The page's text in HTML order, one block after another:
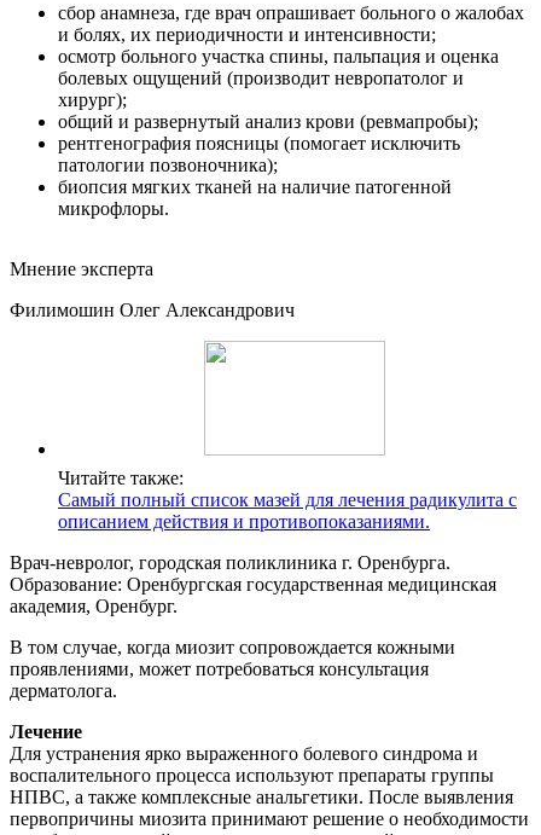
сбор анамнеза, где врач опрашивает больного о жалобах
и болях, их периодичности и интенсивности;
осмотр больного участка спины, пальпация и оценка
болевых ощущений (производит невропатолог и
хирург);
общий и развернутый анализ крови (ревмапробы);
рентгенография поясницы (помогает исключить
патологии позвоночника);
биопсия мягких тканей на наличие патогенной
микрофлоры.
Мнение эксперта
Филимошин Олег Александрович
Читайте также:
Самый полный список мазей для лечения радикулита с
описанием действия и противопоказаниями.
Врач-невролог, городская поликлиника г. Оренбурга.
Образование: Оренбургская государственная медицинская
академия, Оренбург.
В том случае, когда миозит сопровождается кожными
проявлениями, может потребоваться консультация
дерматолога.
Лечение
Для устранения ярко выраженного болевого синдрома и
воспалительного процесса используют препараты группы
НПВС, а также комплексные анальгетики. После выявления
первопричины миозита принимают решение о необходимости